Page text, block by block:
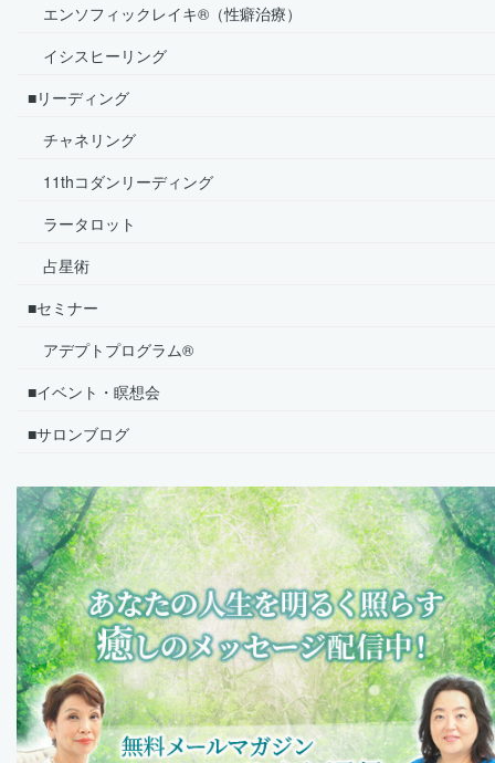
エンソフィックレイキ®（性癖治療）
イシスヒーリング
■リーディング
チャネリング
11thコダンリーディング
ラータロット
占星術
■セミナー
アデプトプログラム®
■イベント・瞑想会
■サロンブログ